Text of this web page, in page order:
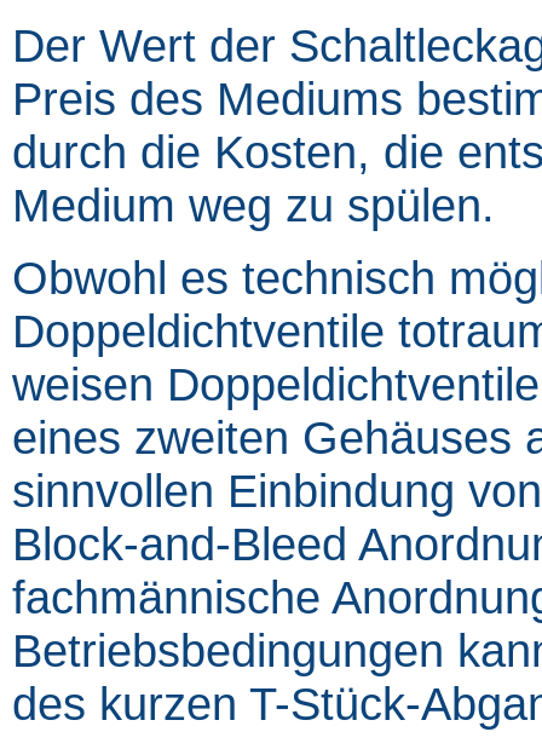
Der Wert der
Preis des Mediums
durch die Kosten, die
Medium weg zu spülen.
Obwohl es technisch
Doppeldichtventile
weisen
eines zweiten Gehäuses
sinnvollen Einbindung
Block-and-Bleed
fachmännische
Betriebsbedingungen
des kurzen T-Stück-